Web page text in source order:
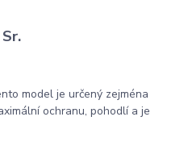
model je určený zejména
ochranu, pohodlí a je